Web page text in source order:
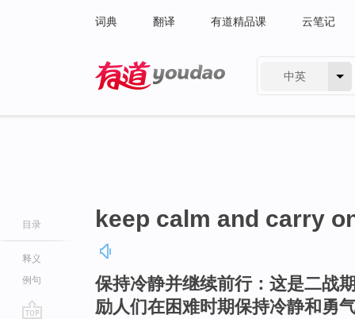
词典 翻译 有道精品课 云笔记
中英
目录
释义
例句
keep calm and carry
保持冷静并继续前行：这是二战
励人们在困难时期保持冷静和勇